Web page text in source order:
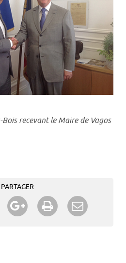
recevant le Maire de Vagos
PARTAGER
Facebook
Partager sur TwitterPartager sur Google+
Imprimer